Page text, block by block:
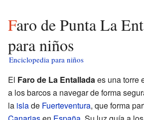
Faro de Punta La Entallada
para niños
Enciclopedia para niños
El Faro de La Entalladaes una torre
a los barcos a navegar de forma
la islade Fuerteventura, que forma